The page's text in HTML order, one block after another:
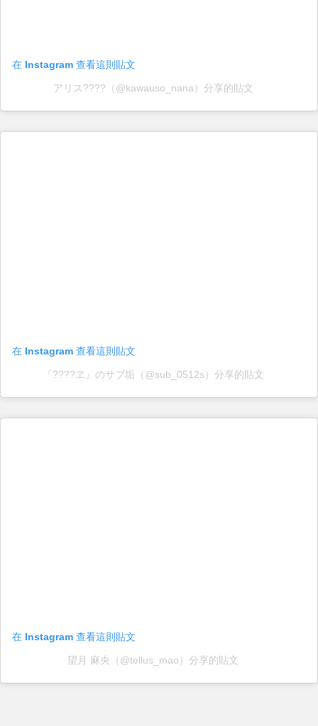
在 Instagram 查看這則貼文
アリス????（@kawauso_nana）分享的貼文
在 Instagram 查看這則貼文
『????️ヱ』のサブ垢（@sub_0512s）分享的貼文
在 Instagram 查看這則貼文
望月 麻央（@tellus_mao）分享的貼文